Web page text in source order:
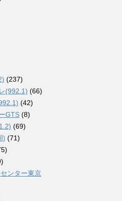
(237)
(992.1) (66)
(42)
GTS (8)
(69)
) (71)
ンター東京